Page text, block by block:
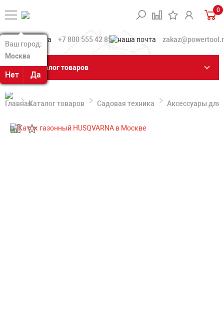
Ваш город:
Москва
Нет Да
Ваш город:
Москва
Нет Да
0
+7 800 555 42 85
Каталог товаров
Каталог товаров Садовая техника Аксессуары для